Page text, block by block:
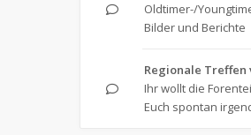
Oldtimer-/
Bilder und Berichte
Regionale
Ihr wollt die
Euch spontan